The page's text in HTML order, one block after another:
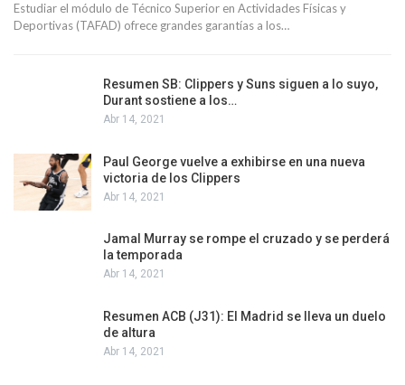
Estudiar el módulo de Técnico Superior en Actividades Físicas y
Deportivas (TAFAD) ofrece grandes garantías a los…
Resumen SB: Clippers y Suns siguen a lo suyo,
Durant sostiene a los…
Abr 14, 2021
Paul George vuelve a exhibirse en una nueva
victoria de los Clippers
Abr 14, 2021
Jamal Murray se rompe el cruzado y se perderá
la temporada
Abr 14, 2021
Resumen ACB (J31): El Madrid se lleva un duelo
de altura
Abr 14, 2021